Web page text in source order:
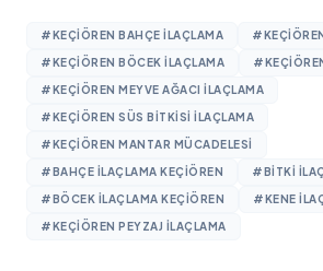
#KEÇIÖREN BAHÇE ILAÇLAMA
#KEÇIÖREN BÖCEK ILAÇLAMA
#KEÇIÖREN MEYVE AĞACI ILAÇLAMA
#KEÇIÖREN SÜS BITKISI ILAÇLAMA
#KEÇIÖREN MANTAR MÜCADELESI
#BAHÇE ILAÇLAMA KEÇIÖREN #BITKI
#BÖCEK ILAÇLAMA KEÇIÖREN #KENE
#KEÇIÖREN PEYZAJ ILAÇLAMA